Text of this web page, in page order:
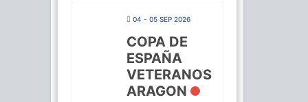
04 - 05 SEP 2026
COPA DE
ESPAÑA
VETERANOS
ARAGON